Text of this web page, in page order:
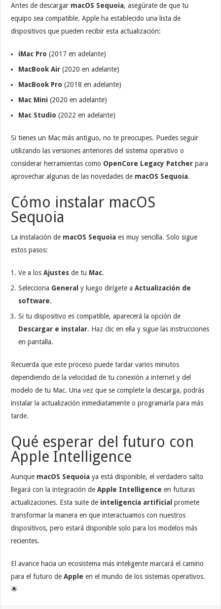
Antes de descargar macOS Sequoia, asegúrate de que tu
equipo sea compatible. Apple ha establecido una lista de
dispositivos que pueden recibir esta actualización:
iMac Pro (2017 en adelante)
MacBook Air (2020 en adelante)
MacBook Pro (2018 en adelante)
Mac Mini (2020 en adelante)
Mac Studio (2022 en adelante)
Si tienes un Mac más antiguo, no te preocupes. Puedes seguir
utilizando las versiones anteriores del sistema operativo o
considerar herramientas como OpenCore Legacy Patcher para
aprovechar algunas de las novedades de macOS Sequoia.
Cómo instalar macOS
Sequoia
La instalación de macOS Sequoia es muy sencilla. Solo sigue
estos pasos:
Ve a losAjustes de tu Mac.
Selecciona General y luego dirígete aActualización de
software.
Si tu dispositivo es compatible, aparecerá la opción de
Descargar e instalar. Haz clic en ella y sigue las instrucciones
en pantalla.
Recuerda que este proceso puede tardar varios minutos
dependiendo de la velocidad de tu conexión a internet y del
modelo de tu Mac. Una vez que se complete la descarga, podrás
instalar la actualización inmediatamente o programarla para más
tarde.
Qué esperar del futuro con
Apple Intelligence
Aunque macOS Sequoia ya está disponible, el verdadero salto
llegará con la integración deApple Intelligence en futuras
actualizaciones. Esta suite de inteligencia artificial promete
transformar la manera en que interactuamos con nuestros
dispositivos, pero estará disponible solo para los modelos más
recientes.
El avance hacia un ecosistema más inteligente marcará el camino
para el futuro deApple en el mundo de los sistemas operativos.
🌟